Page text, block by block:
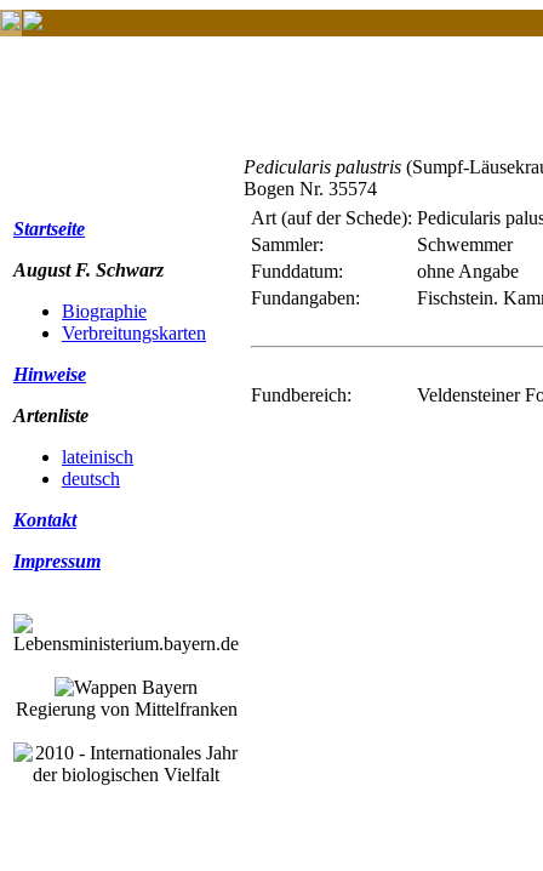
Startseite
August F. Schwarz
Biographie
Verbreitungskarten
Hinweise
Artenliste
lateinisch
deutsch
Kontakt
Impressum
Regierung von Mittelfranken
Pedicularis palustris (Sumpf-
Bogen Nr. 35574
Art (auf der Schede): Pedicularis
Sammler:
Schwemmer
Funddatum:
ohne Angabe
Fundangaben:
Fischstein.
Fundbereich: Veldensteiner